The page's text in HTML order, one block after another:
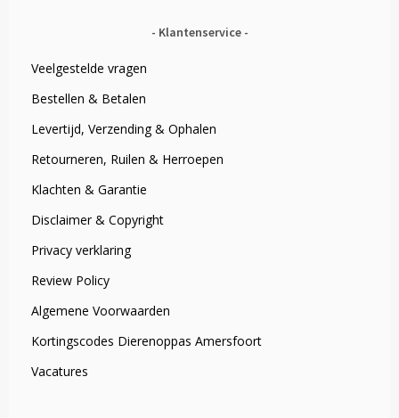
Klantenservice
Veelgestelde vragen
Bestellen & Betalen
Levertijd, Verzending & Ophalen
Retourneren, Ruilen & Herroepen
Klachten & Garantie
Disclaimer & Copyright
Privacy verklaring
Review Policy
Algemene Voorwaarden
Kortingscodes Dierenoppas Amersfoort
Vacatures